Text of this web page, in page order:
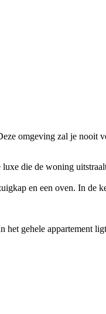
omgeving zal je
die de woning
en een oven. In
gehele appartement